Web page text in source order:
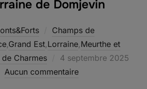
de Domjevin
Champs de
,Grand Est,Lorraine,Meurthe et
de Charmes
Publié
le
4 septembre 2025
Aucun commentaire